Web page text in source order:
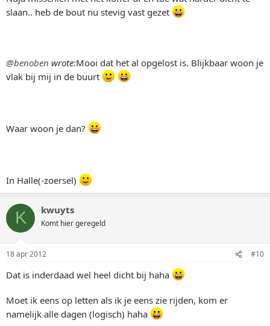
slaan.. heb de bout nu stevig vast gezet
@benoben wrote:Mooi dat het al opgelost is. Blijkbaar woon je
vlak bij mij in de buurt
Waar woon je dan?
In Halle(-zoersel)
K kwuyts
Komt hier geregeld
18 apr 2012 #10
Dat is inderdaad wel heel dicht bij haha
Moet ik eens op letten als ik je eens zie rijden, kom er
namelijk alle dagen (logisch) haha